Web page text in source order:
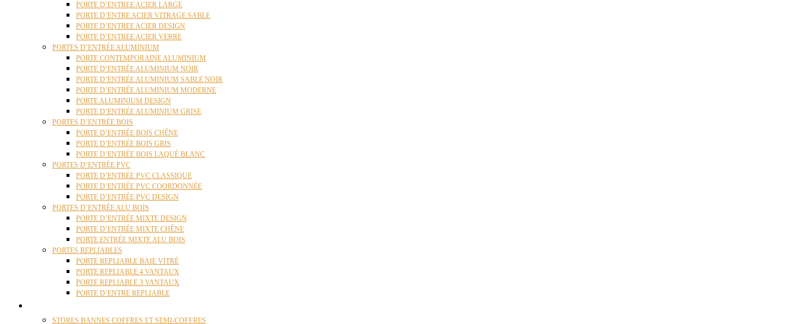
PORTE D’ENTREE ACIER LARGE
PORTE D’ENTRE ACIER VITRAGE SABLE
PORTE D’ENTREE ACIER DESIGN
PORTE D’ENTREE ACIER VERRE
PORTES D’ENTRÉE ALUMINIUM
PORTE CONTEMPORAINE ALUMINIUM
PORTE D’ENTRÉE ALUMINIUM NOIR
PORTE D’ENTRÉE ALUMINIUM SABLE NOIR
PORTE D’ENTRÉE ALUMINIUM MODERNE
PORTE ALUMINIUM DESIGN
PORTE D’ENTRÉE ALUMINIUM GRISE
PORTES D’ENTRÉE BOIS
PORTE D’ENTRÉE BOIS CHÊNE
PORTE D’ENTRÉE BOIS GRIS
PORTE D’ENTRÉE BOIS LAQUÉ BLANC
PORTES D’ENTRÉE PVC
PORTE D’ENTRÉE PVC CLASSIQUE
PORTE D’ENTRÉE PVC COORDONNÉE
PORTE D’ENTRÉE PVC DESIGN
PORTES D’ENTRÉE ALU BOIS
PORTE D’ENTRÉE MIXTE DESIGN
PORTE D’ENTRÉE MIXTE CHÊNE
PORTE ENTRÉE MIXTE ALU BOIS
PORTES REPLIABLES
PORTE REPLIABLE BAIE VITRÉ
PORTE REPLIABLE 4 VANTAUX
PORTE REPLIABLE 3 VANTAUX
PORTE D’ENTRE REPLIABLE
STORES BANNES COFFRES ET SEMI-COFFRES